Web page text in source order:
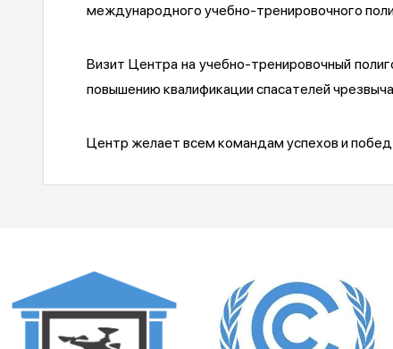
международного учебно-тренировочного
Визит Центра на учебно-тренировочный
повышению квалификации спасателей
Центр желает всем командам успехов и